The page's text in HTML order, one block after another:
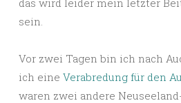
das wird leider mein letzter
sein.
Vor zwei Tagen bin ich nach
ich eine Verabredung für den
waren zwei andere